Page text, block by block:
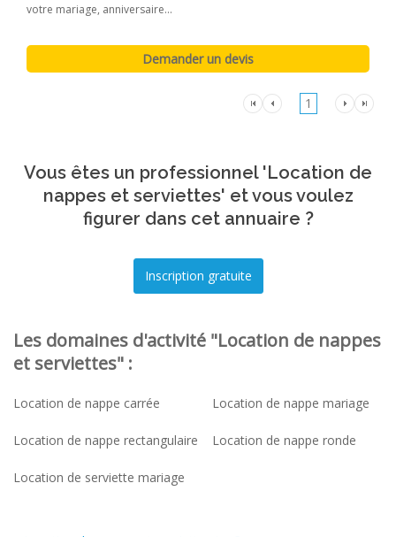
votre mariage, anniversaire...
1
Vous êtes un professionnel 'Location de
nappes et serviettes' et vous voulez
figurer dans cet annuaire ?
Les domaines d'activité "Location de nappes
et serviettes" :
Location de nappe carrée Location de nappe mariage
Location de nappe rectangulaire Location de nappe ronde
Location de serviette mariage